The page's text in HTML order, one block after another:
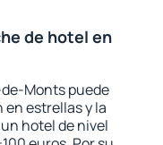
de hotel en
Monts puede
estrellas y la
hotel de nivel